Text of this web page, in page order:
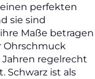
perfekten
sie sind
Maße betragen
Ohrschmuck
regelrecht
Schwarz ist als